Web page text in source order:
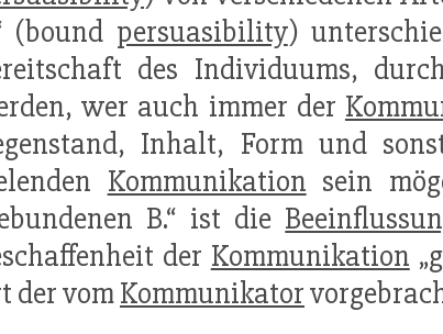
(bound persuasibility)
des Individuums,
wer auch immer der
Inhalt, Form und
Kommunikation sein
B.“ ist die
der Kommunikation
der vomKommunikator